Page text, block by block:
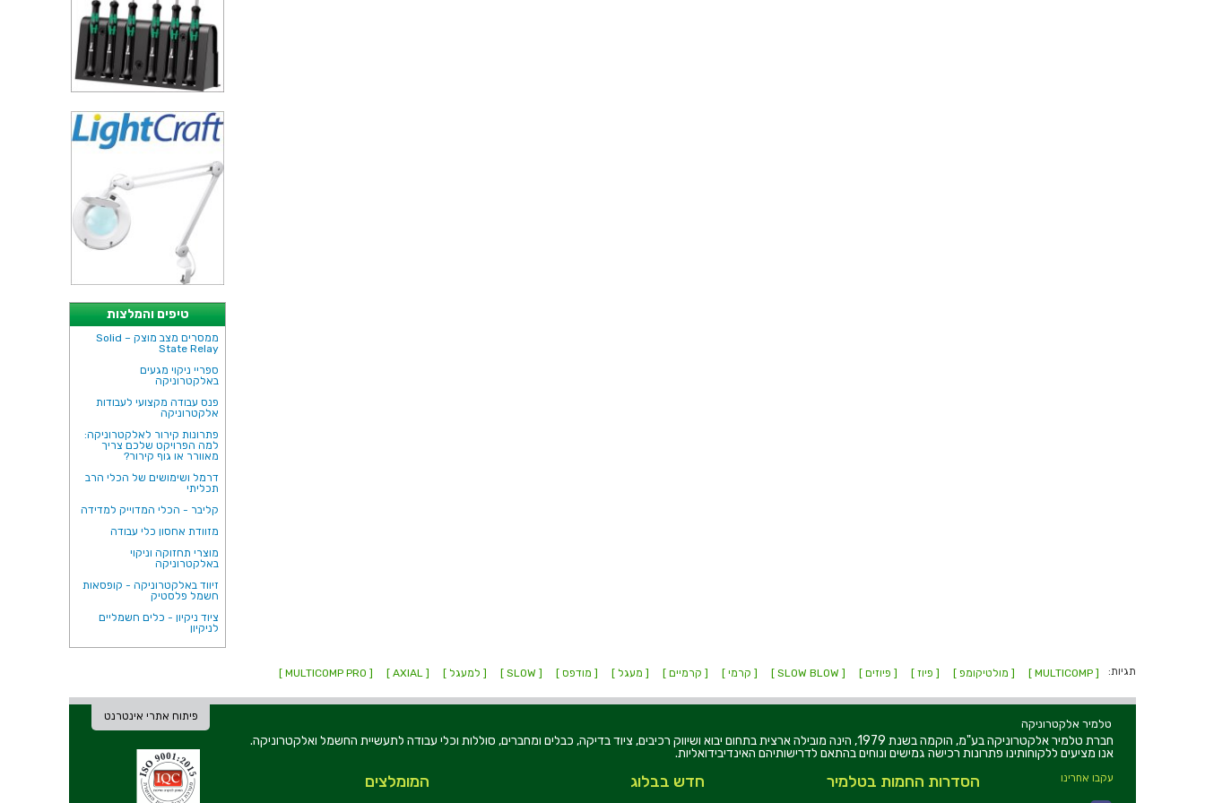
טיפים והמלצות
ממסרים מצב מוצק – Solid
State Relay
ספריי ניקוי מגעים
באלקטרוניקה
פנס עבודה מקצועי לעבודות
אלקטרוניקה
פתרונות קירור לאלקטרוניקה:
למה הפרויקט שלכם צריך
מאוורר או גוף קירור?
דרמל ושימושים של הכלי הרב
תכליתי
קליבר - הכלי המדוייק למדידה
מזוודת אחסון כלי עבודה
מוצרי תחזוקה וניקוי
באלקטרוניקה
זיווד באלקטרוניקה - קופסאות
חשמל פלסטיק
ציוד ניקיון - כלים חשמליים
לניקיון
תגיות: [ MULTICOMP ] [ מולטיקומפ ] [ פיוז ] [ פיוזים ] [ SLOW BLOW ] [ קרמי ] [ קרמיים ] [ מעגל ] [ מודפס ] [ SLOW ] [ למעגל ] [ AXIAL ]
[ MULTICOMP PRO ]
פיתוח אתרי אינטרנט
טלמיר אלקטרוניקה
חברת טלמיר אלקטרוניקה בע"מ, הוקמה בשנת 1979, הינה מובילה ארצית בתחום יבוא ושיווק רכיבים, ציוד בדיקה, כבלים ומחברים, סוללות וכלי עבודה לתעשיית החשמל ואלקטרוניקה.
אנו מציעים ללקוחותינו פתרונות רכישה גמישים ונוחים בהתאם לדרישותיהם האינדיבידואליות.
עקבו אחרינו המומלצים חדש בבלוג הסדרות החמות בטלמיר